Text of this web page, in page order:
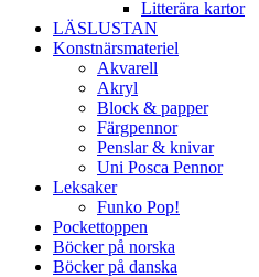
Litterära kartor
LÄSLUSTAN
Konstnärsmateriel
Akvarell
Akryl
Block & papper
Färgpennor
Penslar & knivar
Uni Posca Pennor
Leksaker
Funko Pop!
Pockettoppen
Böcker på norska
Böcker på danska